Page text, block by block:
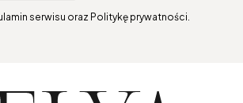
serwisu oraz Politykę prywatności.